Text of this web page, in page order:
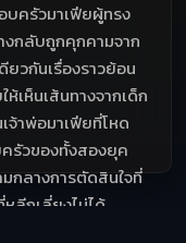
บครัวมาเฟียผู้ทรง
งกลับถูกคุกคามจาก
วกันเรื่องราวย้อน
เห็นเส้นทางจากเด็ก
จ้าพ่อมาเฟียที่โหด
รัวของทั้งสองยุค
กลางการตัดสินใจที่
ลีกเลี่ยงไม่ได้